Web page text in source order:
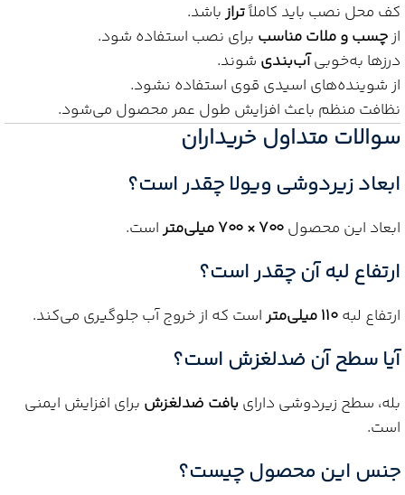
کف محل نصب باید کاملاًترازباشد.
ازچسب و ملات مناسب برای نصب استفاده شود.
درزها به‌خوبیآب‌بندی شوند.
از شوینده‌های اسیدی قوی استفاده نشود.
نظافت منظم باعث افزایش طول عمر محصول می‌شود.
سوالات متداول خریداران
ابعاد زیردوشی ویولا چقدر است؟
ابعاد این محصول۷۰۰ × ۷۰۰ میلی‌متر است.
ارتفاع لبه آن چقدر است؟
ارتفاع لبه۱۱۰ میلی‌متر است که از خروج آب جلوگیری می‌کند.
آیا سطح آن ضدلغزش است؟
بله، سطح زیردوشی دارای بافت ضدلغزش برای افزایش ایمنی
است.
جنس این محصول چیست؟